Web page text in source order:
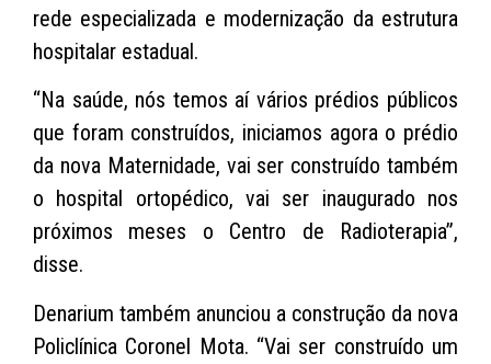
rede especializada e modernização da estrutura
hospitalar estadual.
“Na saúde, nós temos aí vários prédios públicos
que foram construídos, iniciamos agora o prédio
da nova Maternidade, vai ser construído também
o hospital ortopédico, vai ser inaugurado nos
próximos meses o Centro de Radioterapia”,
disse.
Denarium também anunciou a construção da nova
Policlínica Coronel Mota. “Vai ser construído um